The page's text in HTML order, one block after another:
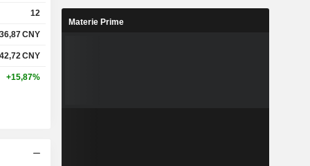
12
36,87CNY
42,72CNY
+15,87%
Materie Prime